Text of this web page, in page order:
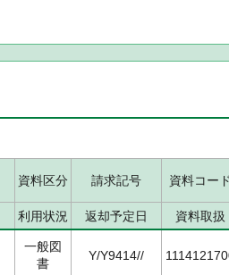
資料区分 請求記号 資料コー
利用状況 返却予定日 資料取扱
一般図
書
Y/Y9414//